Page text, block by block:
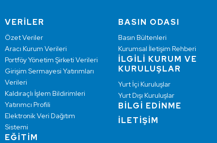
VERİLER
Özet Veriler
Aracı Kurum Verileri
Portföy Yönetim Şirketi Verileri
Girişim Sermayesi Yatırımları
Verileri
Kaldıraçlı İşlem Bildirimleri
Yatırımcı Profili
Elektronik Veri Dağıtım
Sistemi
EĞİTİM
BASIN ODASI
Basın Bültenleri
Kurumsal İletişim Rehberi
İLGİLİ KURUM VE
KURULUŞLAR
Yurt İçi Kuruluşlar
Yurt Dışı Kuruluşlar
BİLGİ EDİNME
İLETİŞİM